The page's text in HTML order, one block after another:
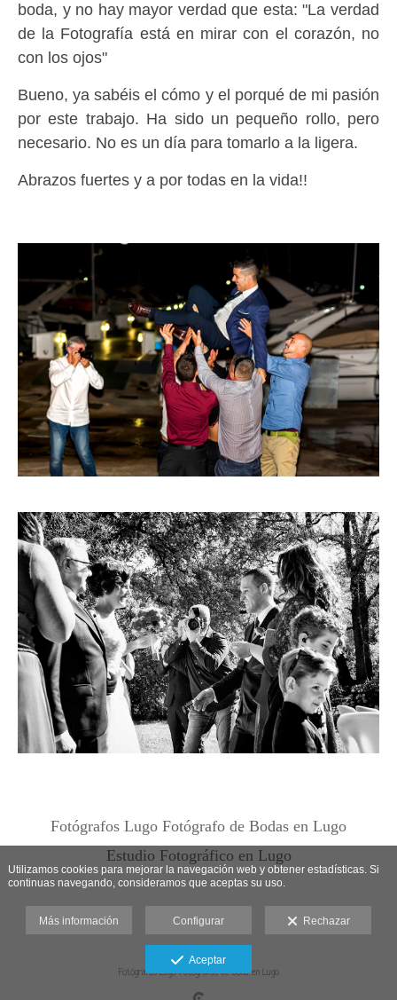
boda, y no hay mayor verdad que esta: "La verdad
de la Fotografía está en mirar con el corazón, no
con los ojos"
Bueno, ya sabéis el cómo y el porqué de mi pasión
por este trabajo. Ha sido un pequeño rollo, pero
necesario. No es un día para tomarlo a la ligera.
Abrazos fuertes y a por todas en la vida!!
Fotógrafos Lugo Fotógrafo de Bodas en Lugo
Estudio Fotográfico en Lugo
Fotógrafos Lugo Fotógrafos de Boda en Lugo
Utilizamos cookies para mejorar la navegación web y obtener estadísticas. Si
continuas navegando, consideramos que aceptas su uso.
Más información Configurar Rechazar
Aceptar